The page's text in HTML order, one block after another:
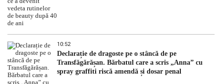
10:52
Declarație de dragoste pe o stâncă de pe
Transfăgărășan. Bărbatul care a scris „Anna” cu
spray graffiti riscă amendă și dosar penal